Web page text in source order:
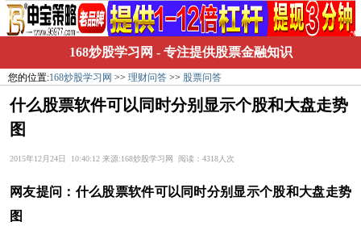
168炒股学习网 - 专注提供股票金融知识
您的位置:168炒股学习网 >> 理财问答 >> 股票问答
什么股票软件可以同时分别显示个股和大盘走势
图
2015年12月24日 10:40:12 来源:168炒股学习网 阅读：4318人次
网友提问： 什么股票软件可以同时分别显示个股和大盘走势
图